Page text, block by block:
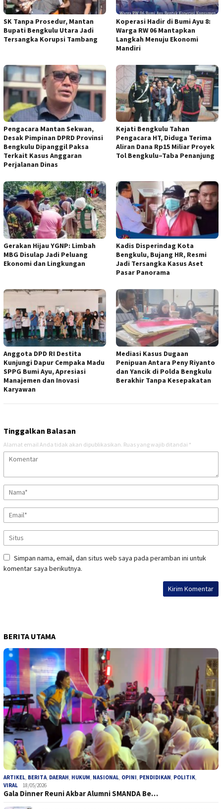
SK Tanpa Prosedur, Mantan
Bupati Bengkulu Utara Jadi
Tersangka Korupsi Tambang
Koperasi Hadir di Bumi Ayu 8:
Warga RW 06 Mantapkan
Langkah Menuju Ekonomi
Mandiri
Pengacara Mantan Sekwan,
Desak Pimpinan DPRD Provinsi
Bengkulu Dipanggil Paksa
Terkait Kasus Anggaran
Perjalanan Dinas
Kejati Bengkulu Tahan
Pengacara HT, Diduga Terima
Aliran Dana Rp15 Miliar Proyek
Tol Bengkulu–Taba Penanjung
Gerakan Hijau YGNP: Limbah
MBG Disulap Jadi Peluang
Ekonomi dan Lingkungan
Kadis Disperindag Kota
Bengkulu, Bujang HR, Resmi
Jadi Tersangka Kasus Aset
Pasar Panorama
Anggota DPD RI Destita
Kunjungi Dapur Cempaka Madu
SPPG Bumi Ayu, Apresiasi
Manajemen dan Inovasi
Karyawan
Mediasi Kasus Dugaan
Penipuan Antara Peny Riyanto
dan Yancik di Polda Bengkulu
Berakhir Tanpa Kesepakatan
Tinggalkan Balasan
Alamat email Anda tidak akan dipublikasikan. Ruas yang wajib ditandai *
Simpan nama, email, dan situs web saya pada peramban ini untuk
komentar saya berikutnya.
BERITA UTAMA
ARTIKEL, BERITA, DAERAH, HUKUM, NASIONAL, OPINI, PENDIDIKAN, POLITIK,
VIRAL
18/05/2026
Gala Dinner Reuni Akbar Alumni SMANDA Be…